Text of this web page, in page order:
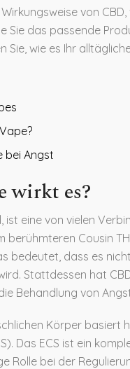
von
Sie das passende
Sie, wie es Ihr
bei Angst
wirkt es?
ist eine von vielen
berühmteren Cousin
bedeutet, dass es
Stattdessen hat
Behandlung von
Körper
Das ECS ist ein
Rolle bei der